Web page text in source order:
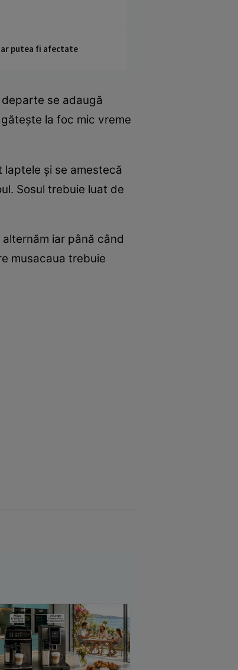
putea fi afectate
se adaugă
la foc mic vreme
și se amestecă
Sosul trebuie luat de
iar până când
musacaua trebuie